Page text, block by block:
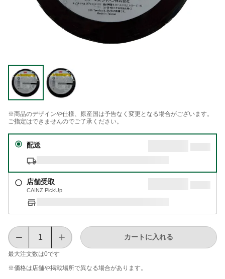
※商品のデザインや仕様、原産国は予告なく変更となる場合がございます。
ご指定はできませんのでご了承ください。
配送
店舗受取
CAINZ PickUp
最大注文数は0です
カートに入れる
※価格は​店舗や​掲載場所で​異なる​場合が​あります。